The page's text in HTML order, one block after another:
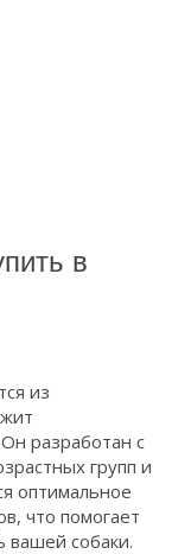
в
из
разработан с
групп и
оптимальное
что помогает
вашей собаки.